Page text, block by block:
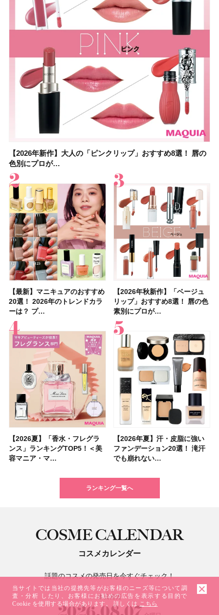
【2026年新作】大人の「ピンクリップ」おすすめ8選！ 唇の
色別にプロが…
【最新】マニキュアのおすすめ
20選！ 2026年のトレンドカラ
ーは？ プ…
【2026年秋新作】「ベージュ
リップ」おすすめ8選！ 唇の色
素別にプロが…
【2026夏】「香水・フレグラ
ンス」ランキングTOP5！＜美
容マニア・マ…
【2026年夏】汗・皮脂に強い
ファンデーション20選！ 滝汗
でも崩れない…
【上田竜也さんのマイベストコスメ５選】大人になって開眼
したからこそ愛が深…
【2026年夏】汗に強い日焼け
止めのおすすめ13選！ 汗で塗
膜が強化され…
【石井美保さん】おすすめの
「ブライトニング」11選！ ス
キンケアからサプ…
【クリスマスコフレ2026】ク
リニークのホリデーコフレを一
挙紹介！ 人気…
【コスメデコルテ】ブランド最
高峰ラインから新作エイジング
ケアクリーム「A…
【2026年新作】大人の「ピンクリップ」おすすめ8選！ 唇の
色別にプロが…
【最新】マニキュアのおすすめ
20選！ 2026年のトレンドカラ
ーは？ プ…
【2026年秋新作】「ベージュ
リップ」おすすめ8選！ 唇の色
素別にプロが…
【2026年夏】汗・皮脂に強い
ファンデーション20選！ 滝汗
でも崩れない…
【崩れないフェイスパウダーの
塗り方】ブラシ？パフ？ 肌質
別メイクHOW …
【2026夏】「香水・フレグランス」ランキングTOP5！＜美
容マニア・マ…
【デパコスのネイルオイル10
選】プレゼントにおすすめ！ケ
ア効果、ビジュ、…
【2026年】ボディ用日焼け止
めUVのおすすめ20選！ この夏
注目の人気…
【2026夏】「リップケア」ラ
ンキングTOP5！＜美容マニア
集団・マキア…
【クリスマスコフレ2026】
BAUM（バウム）が誘う静寂の
香りの世界へ。…
【2026夏】「歯磨き粉・オーラルケア」ランキングTOP5！
＜美容マニア…
【石井美保さんのおすすめお菓
子＆お茶10選】手土産にもぴっ
たり
【板野友美さんの美活】「最
近、下の歯の矯正を再開したん
です」オーラルケア…
【2026夏】「インナーケア・
サプリ」ランキングTOP5！＜
美容マニア集…
【おすすめダイエットサプリ８
選】食べすぎた日をサポート！
選び方＆糖質・脂…
【2026年夏】40代におすすめの髪型30選！ 若く見える・手
入れが楽な…
【2026年夏】おすすめの髪型
36選！ショート・ボブ・ミディ
アム・ロング…
【2026年夏】小顔に見えるボ
ブの髪型37選！ レイヤー・切
りっぱなしな…
【最新】髪のうねり・広がり・
くせ毛におすすめのシャンプー
17選
【2026年】最新トレンド「ボ
ブ」13種類を徹底解説！ 定番
＆人気の髪型…
【鈴木えみさんの愛用品30選】コスメ・スキンケア・ヘアケ
アetc.お気に…
【読者プレゼント】羽の見えな
いハンディファン
「baramood」を3名様…
【2026年8月の一粒万倍日】お
すすめの開運コスメ＆美容アイ
テム10選！
【フォロー＆いいねで当たる】
中国割烹旅館 掬水亭の宿泊券
を1組2名様にプ…
【無印良品】スキンケア×衣料
素材の最強タッグで実現！ 着
るだけで保湿でき…
【キャンメイク】売切続出！先行発売中の「クリアヴェール
セッティングパウダ…
【セザンヌ】8/7新色追加！
「ウォータリーティントリップ
」10モモピュ…
【限定】&be「リップカラーデ
ュオ 01 ピンクベージュ」レビ
ュー｜落ち…
【全色レビュー】ケイト メロ
ウブラウンアイズ限定色追加！
イエベ・ブルベ別…
【スック2026新作】秋コレク
ションを全品スウォッチ&イエ
ベブルベ分け！
ランキング一覧へ
COSME CALENDAR
コスメカレンダー
話題のコスメの発売日を今すぐチェック！
本日発売
当サイトでは当社の提携先等がお客様のニーズ等について調
査・分析 したり、お客様にお勧めの広告を表示する目的で
Cookie を使用する場合があります。 詳しくは こちら